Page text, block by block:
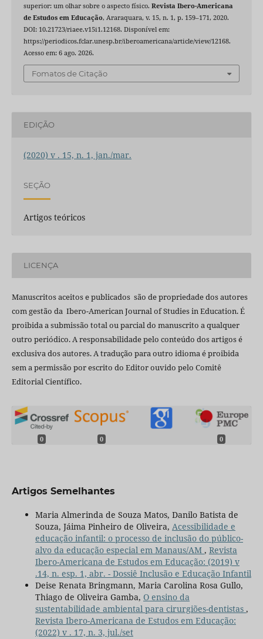
superior: um olhar sobre o aspecto físico. Revista Ibero-Americana
de Estudos em Educação, Araraquara, v. 15, n. 1, p. 159–171, 2020.
DOI: 10.21723/riaee.v15i1.12168. Disponível em:
https://periodicos.fclar.unesp.br/iberoamericana/article/view/12168.
Acesso em: 6 ago. 2026.
Fomatos de Citação
EDIÇÃO
(2020) v . 15, n. 1, jan./mar.
SEÇÃO
Artigos teóricos
LICENÇA
Manuscritos aceitos e publicados são de propriedade dos autores
com gestão da Ibero-American Journal of Studies in Education. É
proibida a submissão total ou parcial do manuscrito a qualquer
outro periódico. A responsabilidade pelo conteúdo dos artigos é
exclusiva dos autores. A tradução para outro idioma é proibida
sem a permissão por escrito do Editor ouvido pelo Comitê
Editorial Científico.
0 0 0
Artigos Semelhantes
Maria Almerinda de Souza Matos, Danilo Batista de
Souza, Jáima Pinheiro de Oliveira, Acessibilidade e
educação infantil: o processo de inclusão do público-
alvo da educação especial em Manaus/AM , Revista
Ibero-Americana de Estudos em Educação: (2019) v
.14, n. esp. 1, abr. - Dossiê Inclusão e Educação Infantil
Deise Renata Bringmann, Maria Carolina Rosa Gullo,
Thiago de Oliveira Gamba, O ensino da
sustentabilidade ambiental para cirurgiões-dentistas ,
Revista Ibero-Americana de Estudos em Educação:
(2022) v . 17, n. 3, jul./set